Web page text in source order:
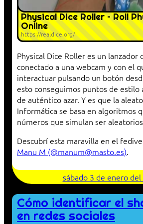
Physical Dice Roller – Roll
Online
https://realdice.org/
Physical Dice Roller es un lanzador
conectado a una webcam y con el
interactuar pulsando un botón
esto conseguimos puntos de estilo
de auténtico azar. Y es que la
Informática se basa en algoritmos
números que simulan ser
Descubrí esta maravilla en el
Manu M (@manum@masto.es).
sábado 3 de enero
Cómo identificar el
en redes sociales